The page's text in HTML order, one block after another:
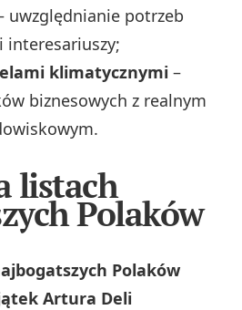
uwzględnianie potrzeb
interesariuszy;
klimatycznymi –
biznesowych z realnym
listach
Polaków
Polaków
Artura Deli